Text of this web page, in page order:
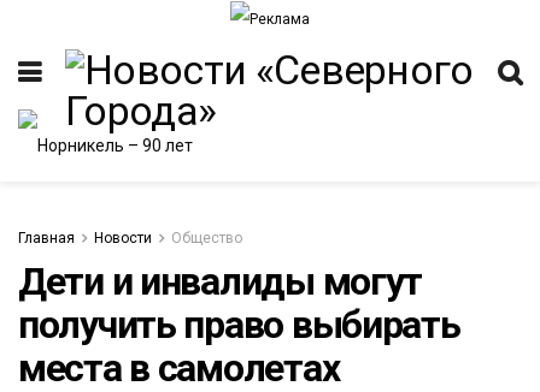
Главная Новости Общество
Дети и инвалиды могут
получить право выбирать
места в самолетах